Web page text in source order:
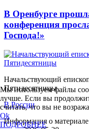
В Оренбурге
конференция
Господа!»
Начальствующий
Пятидесятницы
В России
Информация о материале
Мы используем файлы
лучше. Если вы
считать, что вы не
Ok
ПОДРОБНЕЕ